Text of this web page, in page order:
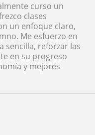
curso un
clases
un enfoque claro,
Me esfuerzo en
sencilla, reforzar las
en su progreso
y mejores